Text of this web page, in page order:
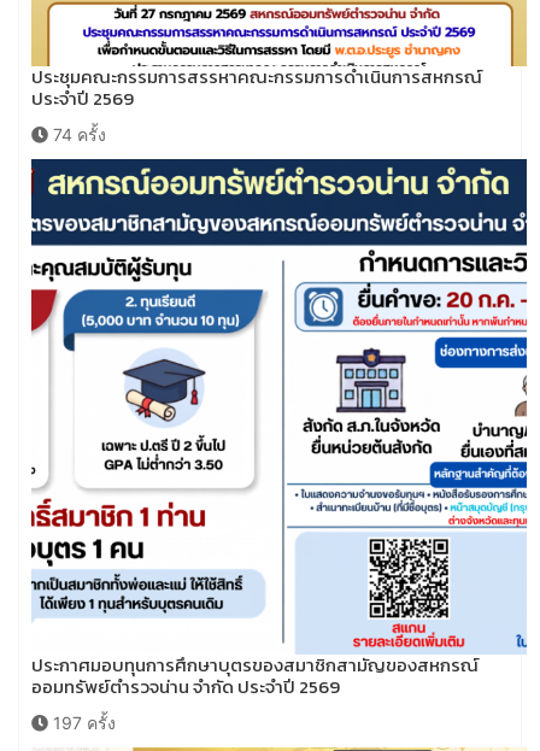
ประชุมคณะกรรมการสรรหาคณะกรรมการดำเนินการสหกรณ์
ประจำปี 2569
74 ครั้ง
ประกาศมอบทุนการศึกษาบุตรของสมาชิกสามัญของสหกรณ์
ออมทรัพย์ตำรวจน่าน จำกัด ประจำปี 2569
197 ครั้ง